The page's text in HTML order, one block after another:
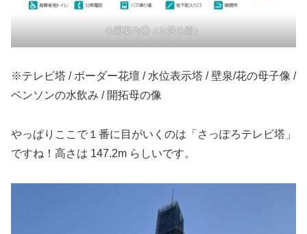
公園案内①（大通公園）
※テレビ塔 / ボーダー花壇 / 水位表示塔 / 壁泉/花の母子像 /
ベンソンの水飲み / 開拓母の像
やっぱりここで１番に目がいくのは「さっぽろテレビ塔」
ですね！高さは 147.2m らしいです。